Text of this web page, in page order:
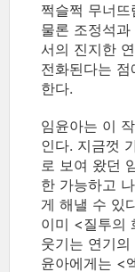
쩍슬쩍 무너
물론 조정석
서의 진지한
전화된다는
한다.
임윤아는 이
인다. 지금껏
로 보여 왔던
한 가능하고
게 해낼 수 있
이미 <질투의
웃기는 연기
윤아에게는 <